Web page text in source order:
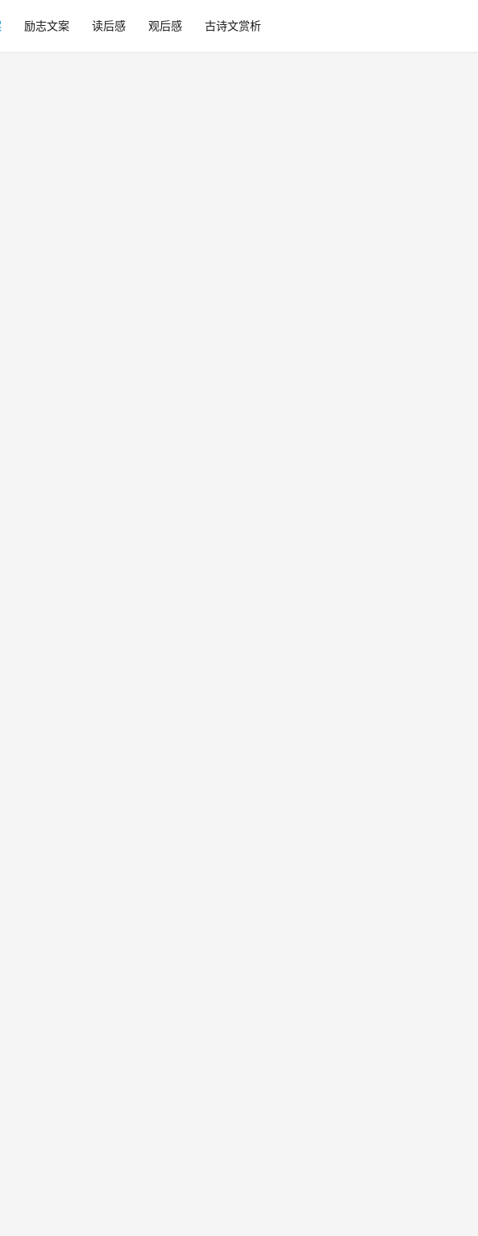
励志文案 读后感 观后感 古诗文赏析